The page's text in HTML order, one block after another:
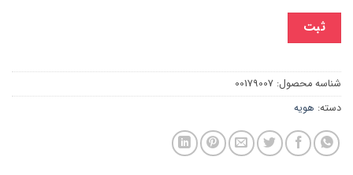
ثبت
شناسه محصول: 00179007
دسته: هویه